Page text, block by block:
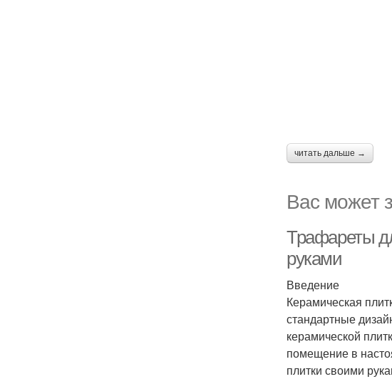
читать дальше →
Вас может
Трафареты
руками
Введение
Керамическая
стандартные
керамической
помещение в
плитки своими